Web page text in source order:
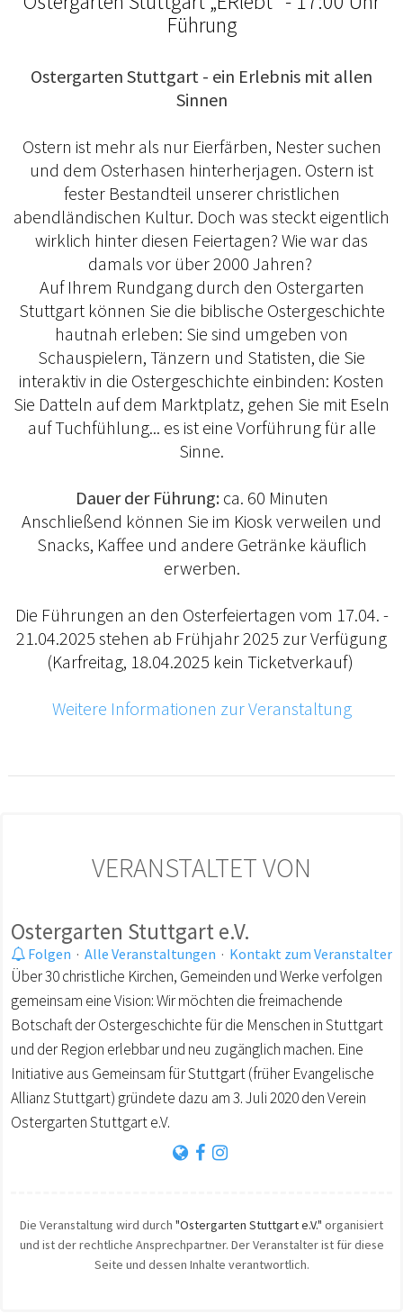
Führung
Ostergarten Stuttgart - ein Erlebnis mit allen
Sinnen
Ostern ist mehr als nur Eierfärben, Nester suchen
und dem Osterhasen hinterherjagen. Ostern ist
fester Bestandteil unserer christlichen
abendländischen Kultur. Doch was steckt eigentlich
wirklich hinter diesen Feiertagen? Wie war das
damals vor über 2000 Jahren?
Auf Ihrem Rundgang durch den Ostergarten
Stuttgart können Sie die biblische Ostergeschichte
hautnah erleben: Sie sind umgeben von
Schauspielern, Tänzern und Statisten, die Sie
interaktiv in die Ostergeschichte einbinden: Kosten
Sie Datteln auf dem Marktplatz, gehen Sie mit Eseln
auf Tuchfühlung... es ist eine Vorführung für alle
Sinne.
Dauer der Führung:ca. 60 Minuten
Anschließend können Sie im Kiosk verweilen und
Snacks, Kaffee und andere Getränke käuflich
erwerben.
Die Führungen an den Osterfeiertagen vom 17.04. -
21.04.2025 stehen ab Frühjahr 2025 zur Verfügung
(Karfreitag, 18.04.2025 kein Ticketverkauf)
Weitere Informationen zur Veranstaltung
VERANSTALTET VON
Ostergarten Stuttgart e.V.
Folgen · Alle Veranstaltungen · Kontakt zum Veranstalter
Über 30 christliche Kirchen, Gemeinden und Werke verfolgen
gemeinsam eine Vision: Wir möchten die freimachende
Botschaft der Ostergeschichte für die Menschen in Stuttgart
und der Region erlebbar und neu zugänglich machen. Eine
Initiative aus Gemeinsam für Stuttgart (früher Evangelische
Allianz Stuttgart) gründete dazu am 3. Juli 2020 den Verein
Ostergarten Stuttgart e.V.
Die Veranstaltung wird durch "Ostergarten Stuttgart e.V." organisiert
und ist der rechtliche Ansprechpartner. Der Veranstalter ist für diese
Seite und dessen Inhalte verantwortlich.